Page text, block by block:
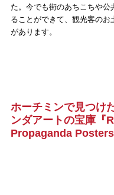
た。今でも街のあちこちや公
ることができて、観光客のお
があります。
ホーチミンで見つけ
ンダアートの宝庫『
Propaganda Posters